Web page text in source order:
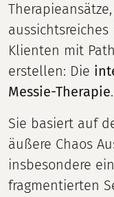
aussichtsreiches
Klienten mit
erstellen: Die
Messie-Therapie.
Sie basiert auf
äußere Chaos
insbesondere
fragmentierten